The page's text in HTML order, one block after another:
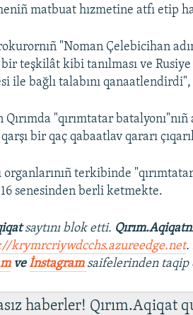
matbuat hızmetine atfı etip
"Noman Çelebicihan
teşkilât kibi tanılması ve
ile bağlı talabını
"qırımtatar batalyonı"nıñ
bir qaç qabaatlav qararı
terkibinde
senesinden berli ketmekte.
saytını blok etti.
krymrcriywdcchs.azureedge.net.
veİnstagram saifelerinden taqip
haberler! Qırım.Aqiqat